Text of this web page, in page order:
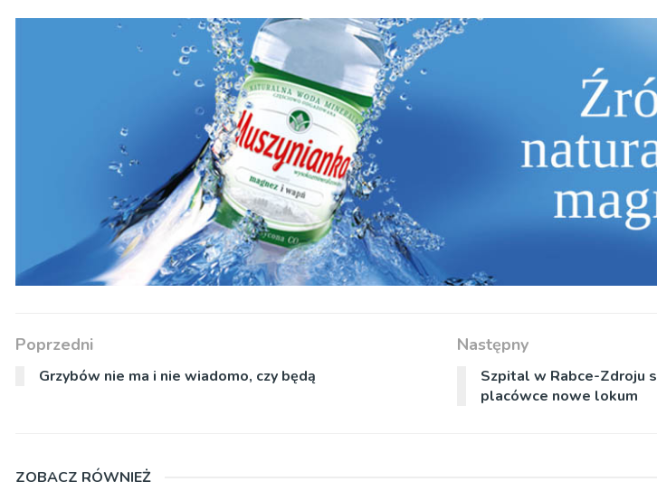
Poprzedni
Grzybów nie ma i nie wiadomo, czy będą
Następny
Szpital w Rabce-Zdroju
placówce nowe lokum
ZOBACZ RÓWNIEŻ